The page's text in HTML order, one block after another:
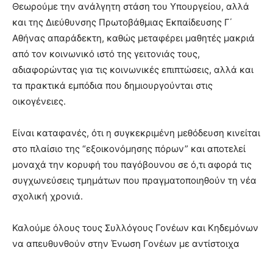
Θεωρούμε την ανάλγητη στάση του Υπουργείου, αλλά
και της Διεύθυνσης Πρωτοβάθμιας Εκπαίδευσης Γ΄
Αθήνας απαράδεκτη, καθώς μεταφέρει μαθητές μακριά
από τον κοινωνικό ιστό της γειτονιάς τους,
αδιαφορώντας για τις κοινωνικές επιπτώσεις, αλλά και
τα πρακτικά εμπόδια που δημιουργούνται στις
οικογένειες.
Είναι καταφανές, ότι η συγκεκριμένη μεθόδευση κινείται
στο πλαίσιο της “εξοικονόμησης πόρων” και αποτελεί
μοναχά την κορυφή του παγόβουνου σε ό,τι αφορά τις
συγχωνεύσεις τμημάτων που πραγματοποιηθούν τη νέα
σχολική χρονιά.
Καλούμε όλους τους Συλλόγους Γονέων και Κηδεμόνων
να απευθυνθούν στην Ένωση Γονέων με αντίστοιχα